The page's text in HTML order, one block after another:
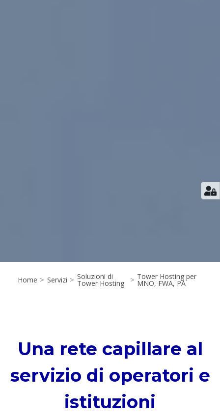
Home > Servizi > Soluzioni di
Tower Hosting > Tower Hosting per
MNO, FWA, PA
Una rete capillare al
servizio di operatori e
istituzioni